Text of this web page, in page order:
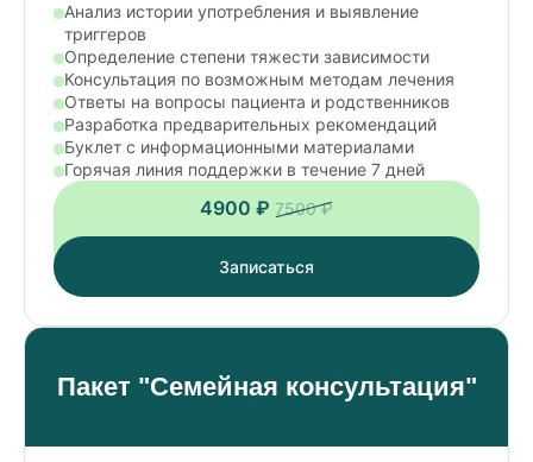
Анализ истории употребления и выявление
триггеров
Определение степени тяжести зависимости
Консультация по возможным методам лечения
Ответы на вопросы пациента и родственников
Разработка предварительных рекомендаций
Буклет с информационными материалами
Горячая линия поддержки в течение 7 дней
4900 ₽ 7500 ₽
Записаться
Пакет "Семейная консультация"